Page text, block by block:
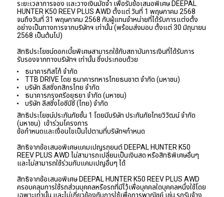
ระยะเวลาการจอง และวางเงินมัดจำ เพื่อรับข้อเสนอพิเศษ DEEPAL
HUNTER K50 REEV PLUS AWD ตั้งแต่ วันที่ 1 พฤษภาคม 2568
จนถึงวันที่ 31 พฤษภาคม 2568 กับผู้แทนจำหน่ายที่ได้รับการแต่งตั้ง
อย่างเป็นทางการจากบริษัทฯ เท่านั้น (พร้อมส่งมอบ ตั้งแต่ 30 มิถุนายน
2568 เป็นต้นไป)
สิทธิประโยชน์ดอกเบี้ยพิเศษสามารถใช้กับสถาบันการเงินที่ได้รับการ
รับรองจากทางบริษัทฯ เท่านั้น ซึ่งประกอบด้วย
ธนาคารทิสโก้ จำกัด
TTB DRIVE โดย ธนาคารทหารไทยธนชาต จำกัด (มหาชน)
บริษัท ลีสซิ่งกสิกรไทย จำกัด
ธนาคารกรุงศรีอยุธยา จำกัด (มหาชน)
บริษัท ลีสซิ่งไอซีบีซี (ไทย) จำกัด
สิทธิประโยชน์ประกันภัยชั้น 1 โดยมีบริษัท ประกันภัยไทยวิวัฒน์ จำกัด
(มหาชน)  เข้าร่วมโครงการ
ข้อกำหนดและเงื่อนไขเป็นไปตามที่บริษัทฯกำหนด
สิทธิจากข้อเสนอพิเศษแคมเปญรถยนต์ DEEPAL HUNTER K50
REEV PLUS AWD ไม่สามารถเปลี่ยนเป็นเงินสด หรือสิทธิพิเศษอื่นๆ
และไม่สามารถใช้ร่วมกับแคมเปญอื่นๆ ได้
สิทธิจากข้อเสนอพิเศษ DEEPAL HUNTER K50 REEV PLUS AWD
ครอบคลุมการใช้รถส่วนบุคคลหรือรถที่มีไว้เพื่อบุคคลใดบุคคลหนึ่งใช้โดย
เฉพาะเท่านั้น และไม่เกี่ยวข้องกับการใช้เพื่อการพาณิชย์ เช่น รถรับจ้าง